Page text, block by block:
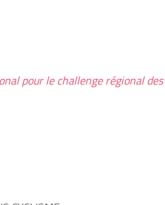
pour le challenge régional des